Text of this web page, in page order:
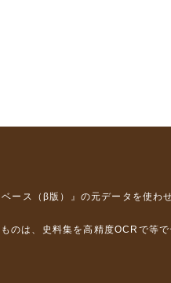
ース（β版）』 の元データを使わ
のは、史料集を高精度OCRで等